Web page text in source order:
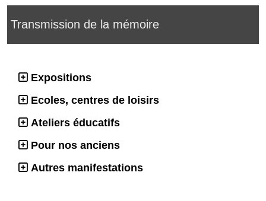
Transmission de la mémoire
Expositions
Ecoles, centres de loisirs
Ateliers éducatifs
Pour nos anciens
Autres manifestations